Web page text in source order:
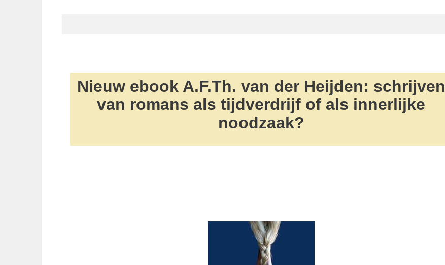
Nieuw ebook A.F.Th. van der Heijden: schrijven
van romans als tijdverdrijf of als innerlijke
noodzaak?